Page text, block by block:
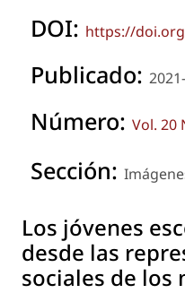
DOI: https://
Publicado:
Número: Vol. 20
Sección:
Los jóvenes
desde las
sociales de los